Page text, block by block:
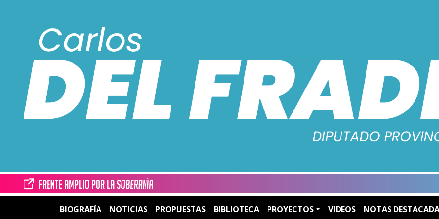
BIOGRAFÍA NOTICIAS PROPUESTAS BIBLIOTECA PROYECTOS VIDEOS NOTAS